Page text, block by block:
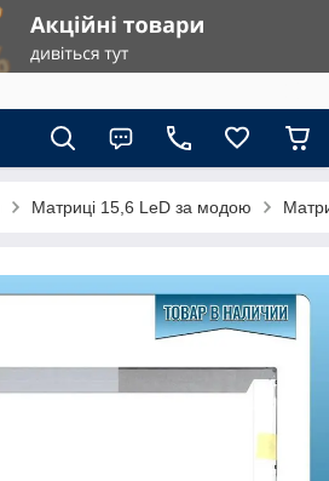
Матриці 15,6 LeD за модою